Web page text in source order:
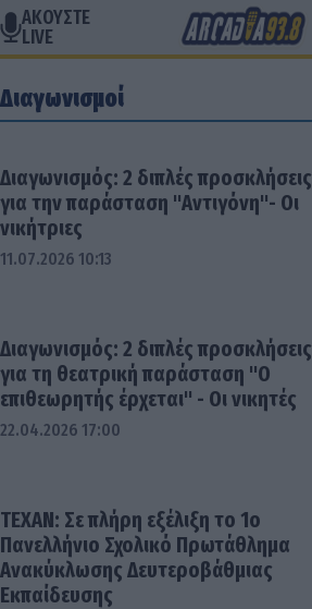
ΑΚΟΥΣΤΕ
LIVE
Διαγωνισμοί
Διαγωνισμός: 2 διπλές προσκλήσεις
για την παράσταση "Αντιγόνη"- Οι
νικήτριες
11.07.2026 10:13
Διαγωνισμός: 2 διπλές προσκλήσεις
για τη θεατρική παράσταση "Ο
επιθεωρητής έρχεται" - Οι νικητές
22.04.2026 17:00
ΤΕΧΑΝ: Σε πλήρη εξέλιξη το 1ο
Πανελλήνιο Σχολικό Πρωτάθλημα
Ανακύκλωσης Δευτεροβάθμιας
Εκπαίδευσης